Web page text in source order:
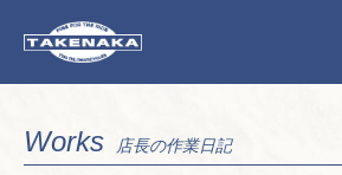
Works 店長の作業日記